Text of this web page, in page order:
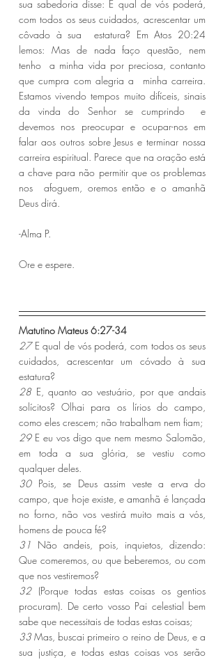
sua sabedoria disse: E qual de vós poderá,
com todos os seus cuidados, acrescentar um
côvado à sua  estatura? Em Atos 20:24
lemos: Mas de nada faço questão, nem
tenho  a minha vida por preciosa, contanto
que cumpra com alegria a  minha carreira.
Estamos vivendo tempos muito difíceis, sinais
da vinda do Senhor se cumprindo  e
devemos nos preocupar e ocupar-nos em
falar aos outros sobre Jesus e terminar nossa
carreira espiritual. Parece que na oração está
a chave para não permitir que os problemas
nos  afoguem, oremos então e o amanhã
Deus dirá.
-Alma P.
Ore e espere.
Matutino Mateus 6:27-34
27 E qual de vós poderá, com todos os seus
cuidados, acrescentar um cóvado à sua
estatura?
28 E, quanto ao vestuário, por que andais
solícitos? Olhai para os lírios do campo,
como eles crescem; não trabalham nem fiam;
29 E eu vos digo que nem mesmo Salomão,
em toda a sua glória, se vestiu como
qualquer deles.
30 Pois, se Deus assim veste a erva do
campo, que hoje existe, e amanhã é lançada
no forno, não vos vestirá muito mais a vós,
homens de pouca fé?
31 Não andeis, pois, inquietos, dizendo:
Que comeremos, ou que beberemos, ou com
que nos vestiremos?
32 (Porque todas estas coisas os gentios
procuram). De certo vosso Pai celestial bem
sabe que necessitais de todas estas coisas;
33 Mas, buscai primeiro o reino de Deus, e a
sua justiça, e todas estas coisas vos serão